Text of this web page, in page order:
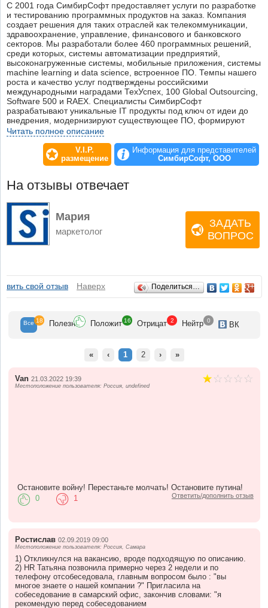
С 2001 года СимбирСофт предоставляет услуги по разработке
и тестированию программных продуктов на заказ. Компания
создает решения для таких отраслей как телекоммуникации,
здравоохранение, управление, финансового и банковского
секторов. Мы разработали более 460 программных решений,
среди которых, системы автоматизации предприятий,
высоконагруженные системы, мобильные приложения, системы
machine learning и data science, встроенное ПО. Темпы нашего
роста и качество услуг подтверждены российскими
международными наградами ТехУспех, 100 Global Outsourcing,
Software 500 и RAEХ. Специалисты СимбирСофт
разрабатывают уникальные IT продукты под ключ от идеи до
внедрения, модернизируют существующее ПО, формируют
выделенные центры разработки и обеспечения качества.
Создаем программное обеспечение для роста Вашего бизнеса.
Читать полное описание
V.I.P.
размещение
Информация для представителей
СимбирСофт, ООО
На отзывы отвечает
Мария
маркетолог
ЗАДАТЬ
ВОПРОС
Отзывы
свой отзыв Наверх Поделиться…
Все 18 Полезн Положит 16 Отрицат 2 Нейтр 0 ВК
« ‹ 1 2 › »
Van 21.03.2022 19:39
Местоположение пользователя: Россия, undefined
Остановите войну! Перестаньте молчать! Остановите путина!
Ответить/дополнить отзыв
0 1
Ростислав 02.09.2019 09:00
Местоположение пользователя: Россия, Самара
1) Откликнулся на вакансию, вроде подходящую по описанию.
2) HR Татьяна позвонила примерно через 2 недели и по
телефону отсобеседовала, главным вопросом было : "вы
многое знаете о нашей компании ?" Пригласила на
собеседование в самарский офис, закончив словами: "я
рекомендую перед собеседованием